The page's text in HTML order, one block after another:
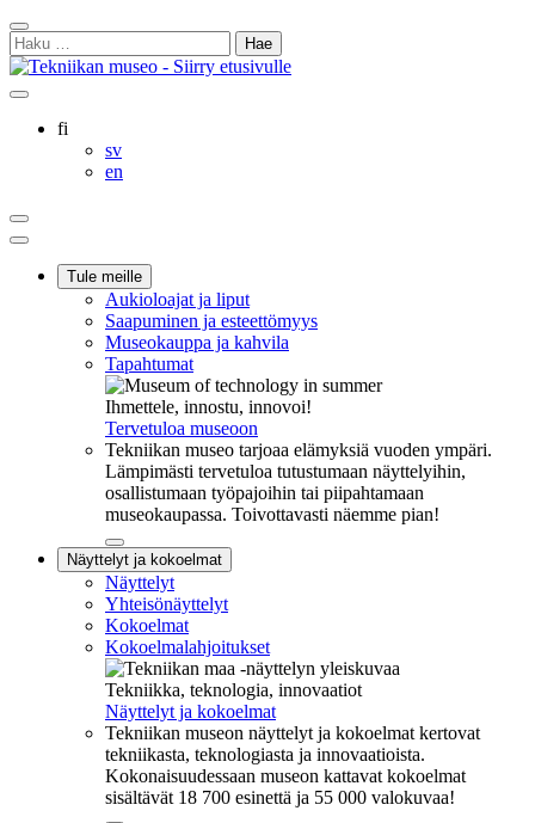
Siirry
sisältöön
Sulje
hakukenttä
Haku:
Ostoskorisi
Oma
Hae
sivultafi
svSvenska
en
Ostoskorisi
Oma
tiliHae
Päävalikko
Tule meille
Aukioloajat ja liput
Saapuminen ja esteettömyys
Museokauppa ja kahvila
Tapahtumat
Ihmettele, innostu, innovoi!
Tervetuloa museoon
Tekniikan museo tarjoaa elämyksiä vuoden ympäri.
Lämpimästi tervetuloa tutustumaan näyttelyihin,
osallistumaan työpajoihin tai piipahtamaan
museokaupassa. Toivottavasti näemme pian!
Sulje
alavalikko
Näyttelyt ja kokoelmat
Näyttelyt
Yhteisönäyttelyt
Kokoelmat
Kokoelmalahjoitukset
Tekniikka, teknologia, innovaatiot
Näyttelyt ja kokoelmat
Tekniikan museon näyttelyt ja kokoelmat kertovat
tekniikasta, teknologiasta ja innovaatioista.
Kokonaisuudessaan museon kattavat kokoelmat
sisältävät 18 700 esinettä ja 55 000 valokuvaa!